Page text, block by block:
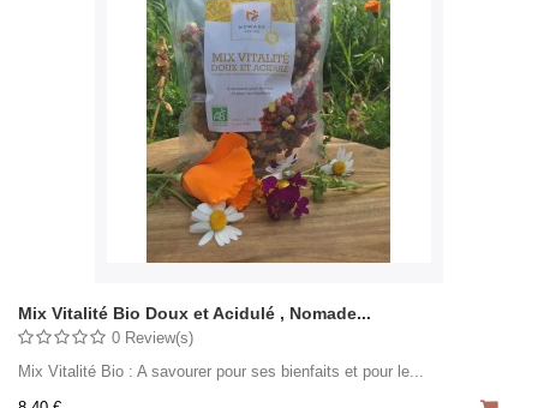
Mix Vitalité Bio Doux et Acidulé , Nomade...
0 Review(s)
Mix Vitalité Bio : A savourer pour ses bienfaits et pour le...